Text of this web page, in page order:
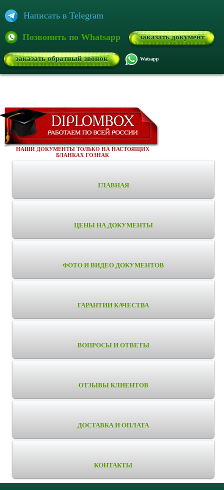
Написать в Telegram
Позвонить по Whatsapp заказать документ
заказать обратный звонок Watsapp
НАШИ ДОКУМЕНТЫ ТОЛЬКО НА НАСТОЯЩИХ
БЛАНКАХ ГОЗНАК
ГЛАВНАЯ
ЦЕНЫ НА ДОКУМЕНТЫ
ФОТО И ВИДЕО ДОКУМЕНТОВ
ГАРАНТИИ КАЧЕСТВА
ВОПРОСЫ И ОТВЕТЫ
ОТЗЫВЫ КЛИЕНТОВ
ДОСТАВКА И ОПЛАТА
КОНТАКТЫ